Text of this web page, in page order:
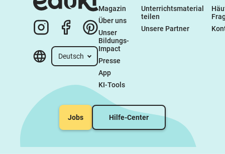
Deutsch
Magazin
Über uns
Unser
Bildungs-
Impact
Presse
App
KI-Tools
Unterrichtsmaterial
teilen
Unsere Partner
Jobs Hilfe-Center